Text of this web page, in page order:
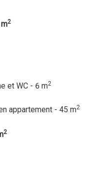
2
et WC - 6 m2
appartement - 45 m2
2